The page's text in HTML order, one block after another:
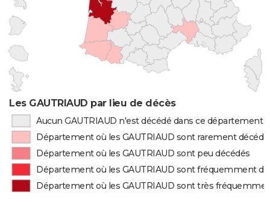
Les GAUTRIAUD par lieu de décès
Aucun GAUTRIAUD n'est décédé dans ce département
Département où les GAUTRIAUD sont rarement
Département où les GAUTRIAUD sont peu décédés
Département où les GAUTRIAUD sont fréquemment
Département où les GAUTRIAUD sont très